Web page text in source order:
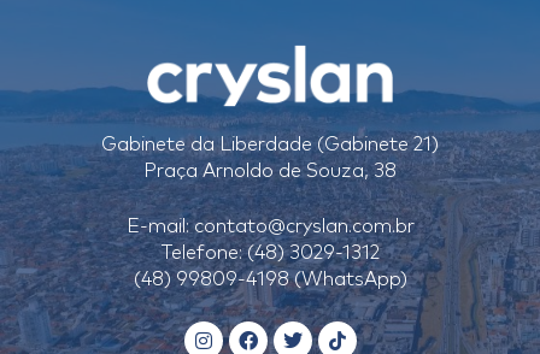
Gabinete da Liberdade (Gabinete 21)
Praça Arnoldo de Souza, 38
E-mail:contato@cryslan.com.br
Telefone: (48) 3029-1312
(48) 99809-4198 (WhatsApp)